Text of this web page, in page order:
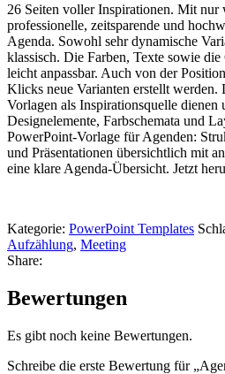
26 Seiten voller Inspirationen. Mit nur
professionelle, zeitsparende und
Agenda. Sowohl sehr dynamische
klassisch. Die Farben, Texte sowie
leicht anpassbar. Auch von der
Klicks neue Varianten erstellt werden.
Vorlagen als Inspirationsquelle dienen
Designelemente, Farbschemata und
PowerPoint-Vorlage für Agenden:
und Präsentationen übersichtlich mit
eine klare Agenda-Übersicht. Jetzt
Kategorie: PowerPoint Templates
Aufzählung, Meeting
Share:
Bewertungen
Es gibt noch keine Bewertungen.
Schreibe die erste Bewertung für